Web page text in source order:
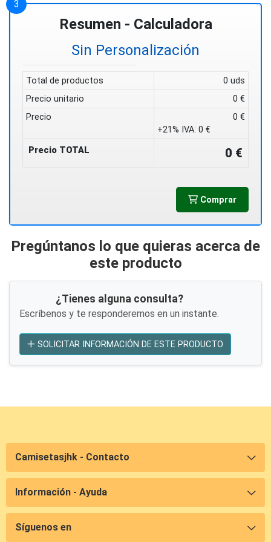
Resumen - Calculadora
Sin Personalización
Total de productos
0 uds
Precio unitario
0 €
Precio
0 €
+21% IVA: 0 €
Precio TOTAL
0 €
Comprar
Pregúntanos lo que quieras acerca de
este producto
¿Tienes alguna consulta?
Escríbenos y te responderemos en un instante.
SOLICITAR INFORMACIÓN DE ESTE PRODUCTO
Camisetasjhk - Contacto
Información - Ayuda
Síguenos en